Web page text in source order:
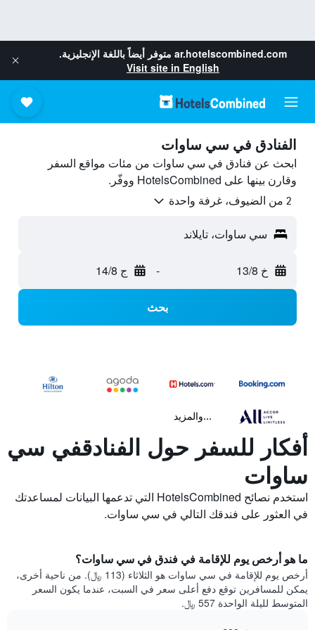
ar.hotelscombined.com متوفر أيضاً باللغة الإنجليزية.
Visit site in English
الفنادق في سي ساوات
ابحث عن فنادق في سي ساوات من مئات مواقع السفر
وقارن بينها على HotelsCombined ووفّر.
2 من الضيوف، غرفة واحدة
سي ساوات، تايلاند
خ 13/8 - ج 14/8
بحث
...والمزيد
أفكار للسفر حول الفنادقفي سي
ساوات
استخدم نصائح HotelsCombined التي تدعمها البيانات لمساعدتك
في العثور على فندقك التالي في سي ساوات.
ما هو أرخص يوم للإقامة في فندق في سي ساوات؟
أرخص يوم للإقامة في سي ساوات هو الثلاثاء (113 ﷼). من ناحية أخرى،
يمكن للمسافرين توقع دفع أعلى سعر في السبت، عندما يكون السعر
المتوسط لليلة الواحدة 557 ﷼.